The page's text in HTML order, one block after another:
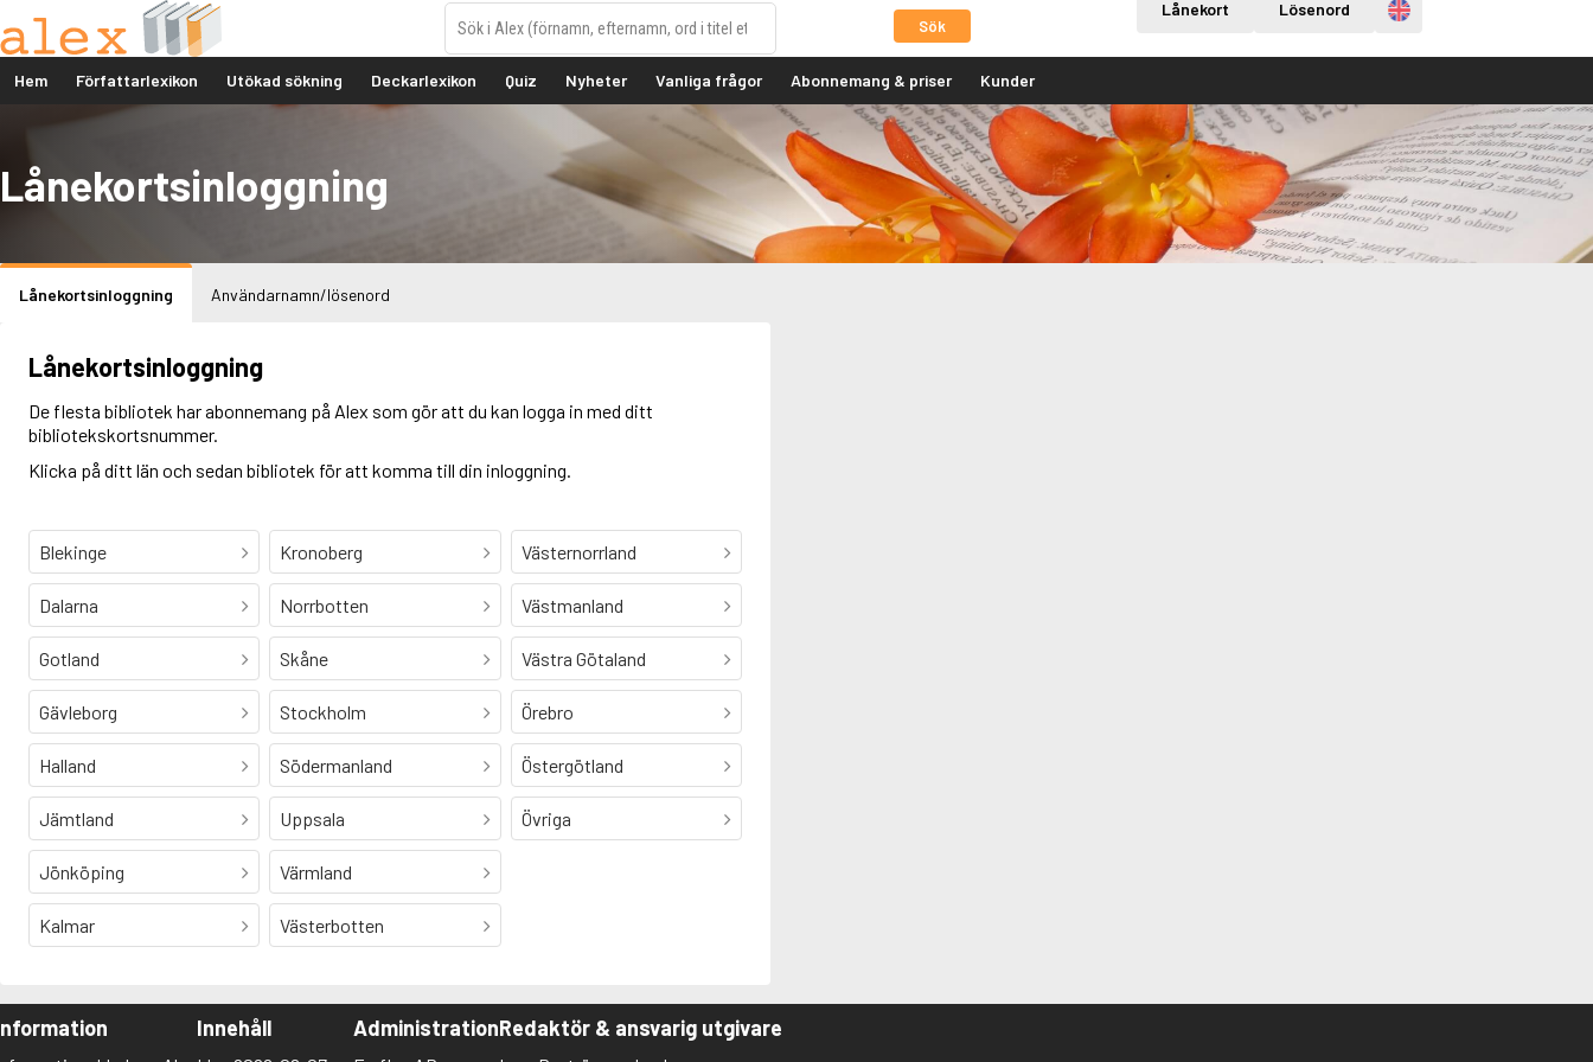
Sök
Lånekort Lösenord Engelska
Hem Författarlexikon Utökad sökning Deckarlexikon Quiz Nyheter Vanliga frågor Abonnemang & priser Kunder
Lånekortsinloggning
Lånekortsinloggning Användarnamn/lösenord
Lånekortsinloggning
De flesta bibliotek har abonnemang på Alex som gör att du kan logga in med ditt
bibliotekskortsnummer.
Klicka på ditt län och sedan bibliotek för att komma till din inloggning.
Blekinge
Dalarna
Gotland
Gävleborg
Halland
Jämtland
Jönköping
Kalmar
Kronoberg
Norrbotten
Skåne
Stockholm
Södermanland
Uppsala
Värmland
Västerbotten
Västernorrland
Västmanland
Västra Götaland
Örebro
Östergötland
Övriga
Innehåll AdministrationRedaktör & ansvarig utgivare